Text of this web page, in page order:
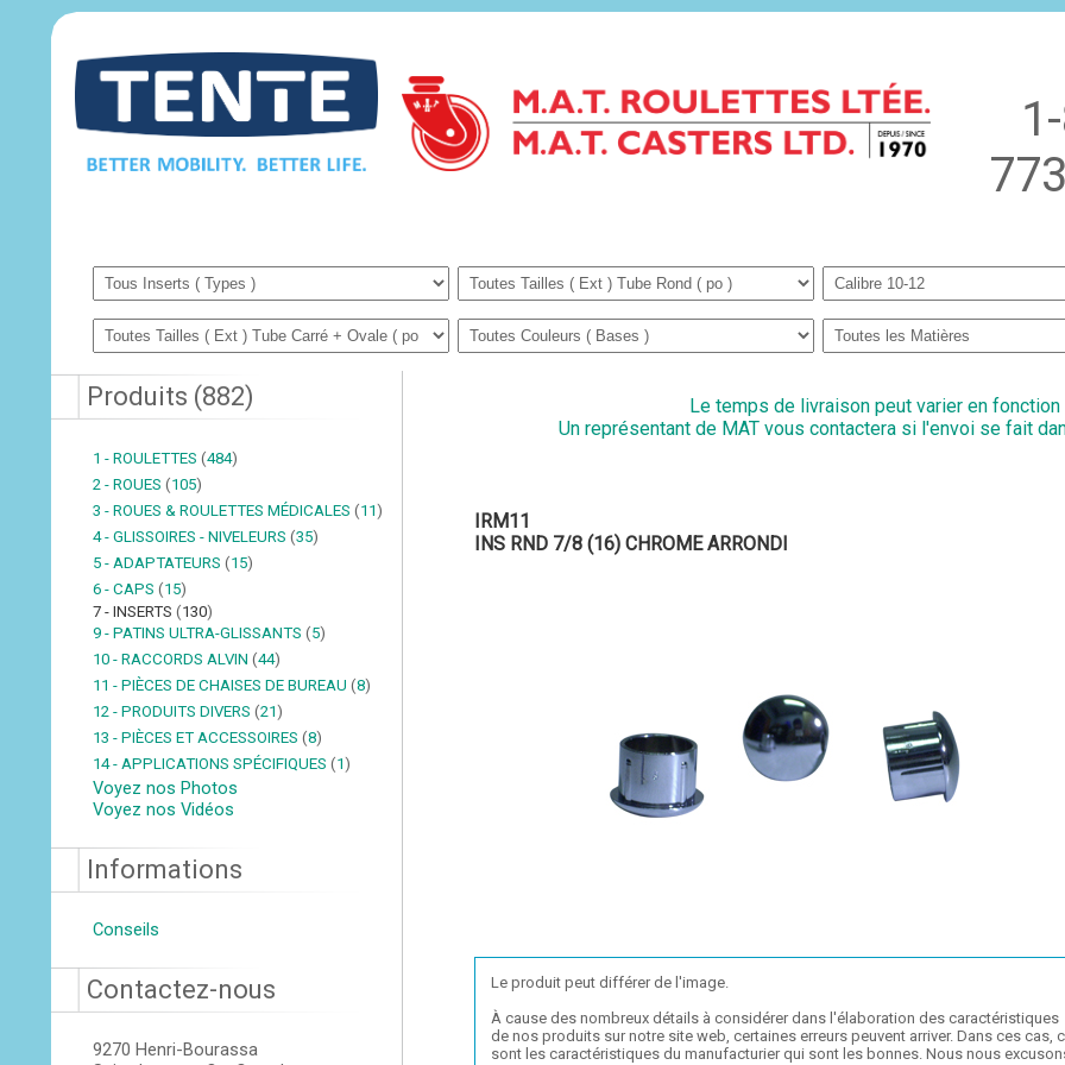
Produits (882)
1 - ROULETTES (484)
2 - ROUES (105)
3 - ROUES & ROULETTES MÉDICALES (11)
4 - GLISSOIRES - NIVELEURS (35)
5 - ADAPTATEURS (15)
6 - CAPS (15)
7 - INSERTS (130)
9 - PATINS ULTRA-GLISSANTS (5)
10 - RACCORDS ALVIN (44)
11 - PIÈCES DE CHAISES DE BUREAU (8)
12 - PRODUITS DIVERS (21)
13 - PIÈCES ET ACCESSOIRES (8)
14 - APPLICATIONS SPÉCIFIQUES (1)
Voyez nos Photos
Voyez nos Vidéos
Informations
Conseils
Contactez-nous
9270 Henri-Bourassa
Le temps de livraison peut varier en
Un représentant de MAT vous contactera si l'envoi se fait
IRM11
INS RND 7/8 (16) CHROME ARRONDI
Le produit peut différer de l'image.
À cause des nombreux détails à considérer dans l'élaboration des caractéristiques
de nos produits sur notre site web, certaines erreurs peuvent arriver. Dans ces cas,
sont les caractéristiques du manufacturier qui sont les bonnes. Nous nous